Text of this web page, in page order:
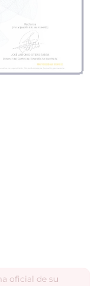
oficial de su